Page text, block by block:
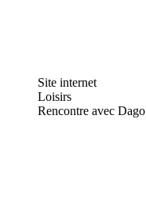
Site internet
Loisirs
Rencontre avec Dago